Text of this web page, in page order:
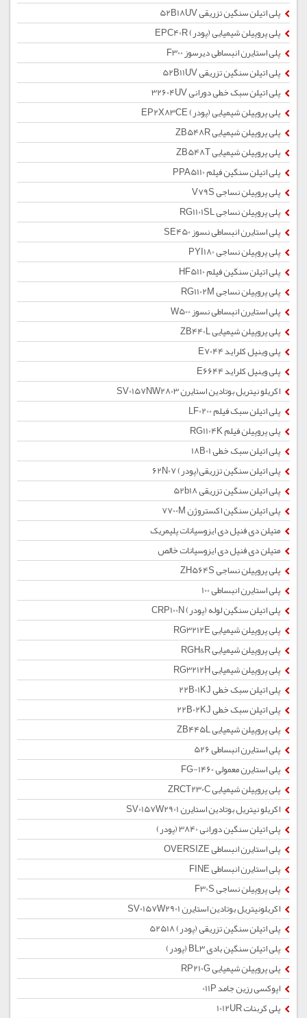
پلی اتیلن سنگین تزریقی 52B18UV
پلی پروپیلن شیمیایی (پودر) EPC40R
پلی استایرن انبساطی دیرسوز F300
پلی اتیلن سنگین تزریقی 52B11UV
پلی اتیلن سبک خطی دورانی 32604UV
پلی پروپیلن شیمیایی (پودر) EP2X83CE
پلی پروپیلن شیمیایی ZB548R
پلی پروپیلن شیمیایی ZB548T
پلی اتیلن سنگین فیلم PPA5110
پلی پروپیلن نساجی V79S
پلی پروپیلن نساجی RG1101SL
پلی استایرن انبساطی نسوز SE450
پلی پروپیلن نساجی PYI180
پلی اتیلن سنگین فیلم HF5110
پلی پروپیلن نساجی RG1102M
پلی استایرن انبساطی نسوز W500
پلی پروپیلن شیمیایی ZB440L
پلی وینیل کلراید E7044
پلی وینیل کلراید E6644
اکریلو نیتریل بوتادین استایرن SV0157NW2803
پلی اتیلن سبک فیلم LF0200
پلی پروپیلن فیلم RG1104K
پلی اتیلن سبک خطی 18B01
پلی اتیلن سنگین تزریقی(پودر) 62N07
پلی اتیلن سنگین تزریقی 52b18
پلی اتیلن سنگین اکستروژن 7700M
متیلن دی فنیل دی ایزوسیانات پلیمریک
متیلن دی فنیل دی ایزوسیانات خالص
پلی پروپیلن نساجی ZH564S
پلی استایرن انبساطی 100
پلی اتیلن سنگین لوله (پودر) CRP100N
پلی پروپیلن شیمیایی RG3212E
پلی پروپیلن شیمیایی RGH&R
پلی پروپیلن شیمیایی RG3212H
پلی اتیلن سبک خطی 22B01KJ
پلی اتیلن سبک خطی 22B02KJ
پلی پروپیلن شیمیایی ZB445L
پلی استایرن انبساطی 526
پلی استایرن معمولی 1460-FG
پلی پروپیلن شیمیایی ZRCT230C
اکریلو نیتریل بوتادین استایرن SV0157W2901
پلی اتیلن سنگین دورانی 3840 (پودر)
پلی استایرن انبساطی OVERSIZE
پلی استایرن انبساطی FINE
پلی پروپیلن نساجی F30S
اکریلونیتریل بوتادین استایرن SV0157W2901
پلی اتیلن سنگین تزریقی (پودر) 52518
پلی اتیلن سنگین بادی BL3 (پودر)
پلی پروپیلن شیمیایی RP210G
اپوکسی رزین جامد 011P
پلی کربنات 1012UR